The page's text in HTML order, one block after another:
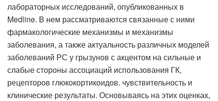
лабораторных исследований, опубликованных в
Medline. В нем рассматриваются связанные с ними
фармакологические механизмы и механизмы
заболевания, а также актуальность различных моделей
заболеваний РС у грызунов с акцентом на сильные и
слабые стороны ассоциаций использования ГК,
рецепторов глюкокортикоидов. чувствительность и
клинические результаты. Основываясь на этих оценках,